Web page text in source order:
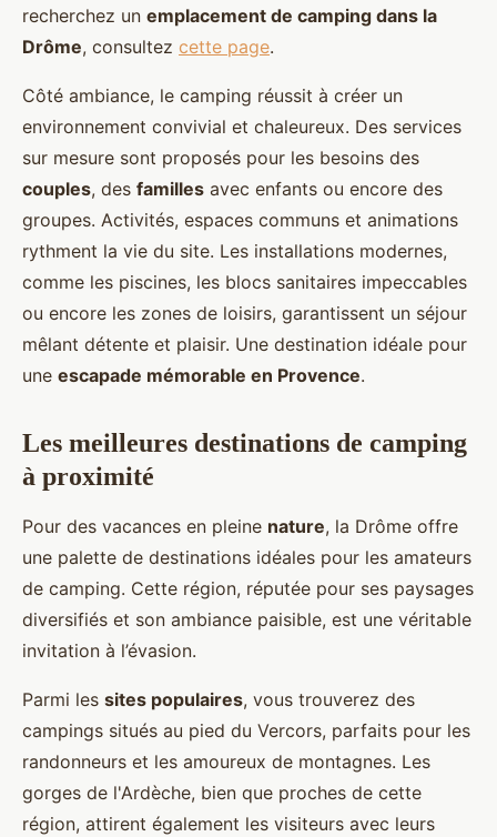
recherchez un emplacement de camping dans la
Drôme, consultez cette page.
Côté ambiance, le camping réussit à créer un
environnement convivial et chaleureux. Des services
sur mesure sont proposés pour les besoins des
couples, des familles avec enfants ou encore des
groupes. Activités, espaces communs et animations
rythment la vie du site. Les installations modernes,
comme les piscines, les blocs sanitaires impeccables
ou encore les zones de loisirs, garantissent un séjour
mêlant détente et plaisir. Une destination idéale pour
une escapade mémorable en Provence.
Les meilleures destinations de camping
à proximité
Pour des vacances en pleine nature, la Drôme offre
une palette de destinations idéales pour les amateurs
de camping. Cette région, réputée pour ses paysages
diversifiés et son ambiance paisible, est une véritable
invitation à l’évasion.
Parmi les sites populaires, vous trouverez des
campings situés au pied du Vercors, parfaits pour les
randonneurs et les amoureux de montagnes. Les
gorges de l'Ardèche, bien que proches de cette
région, attirent également les visiteurs avec leurs